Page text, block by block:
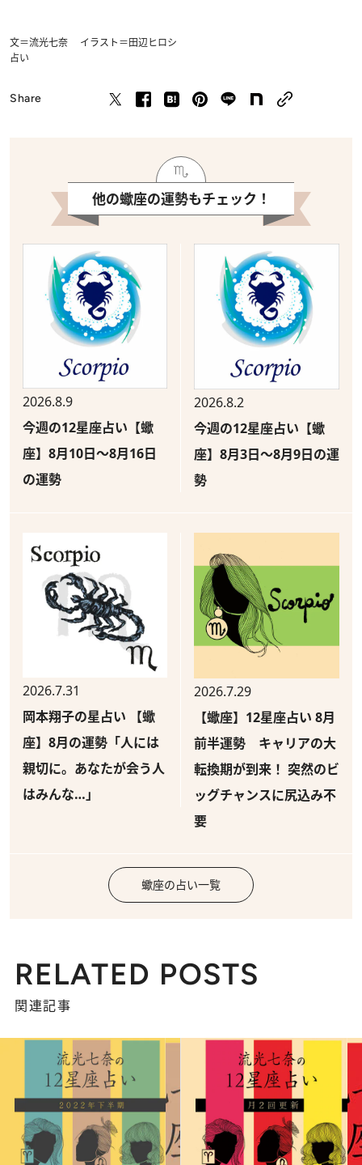
文＝流光七奈 イラスト＝田辺ヒロシ
占い
Share
他の蠍座の運勢もチェック！
2026.8.9
今週の12星座占い【蠍
座】8月10日～8月16日
の運勢
2026.8.2
今週の12星座占い【蠍
座】8月3日～8月9日の運
勢
2026.7.31
岡本翔子の星占い 【蠍
座】8月の運勢「人には
親切に。あなたが会う人
はみんな…」
2026.7.29
【蠍座】12星座占い 8月
前半運勢 キャリアの大
転換期が到来！ 突然のビ
ッグチャンスに尻込み不
要
蠍座の占い一覧
RELATED POSTS
関連記事